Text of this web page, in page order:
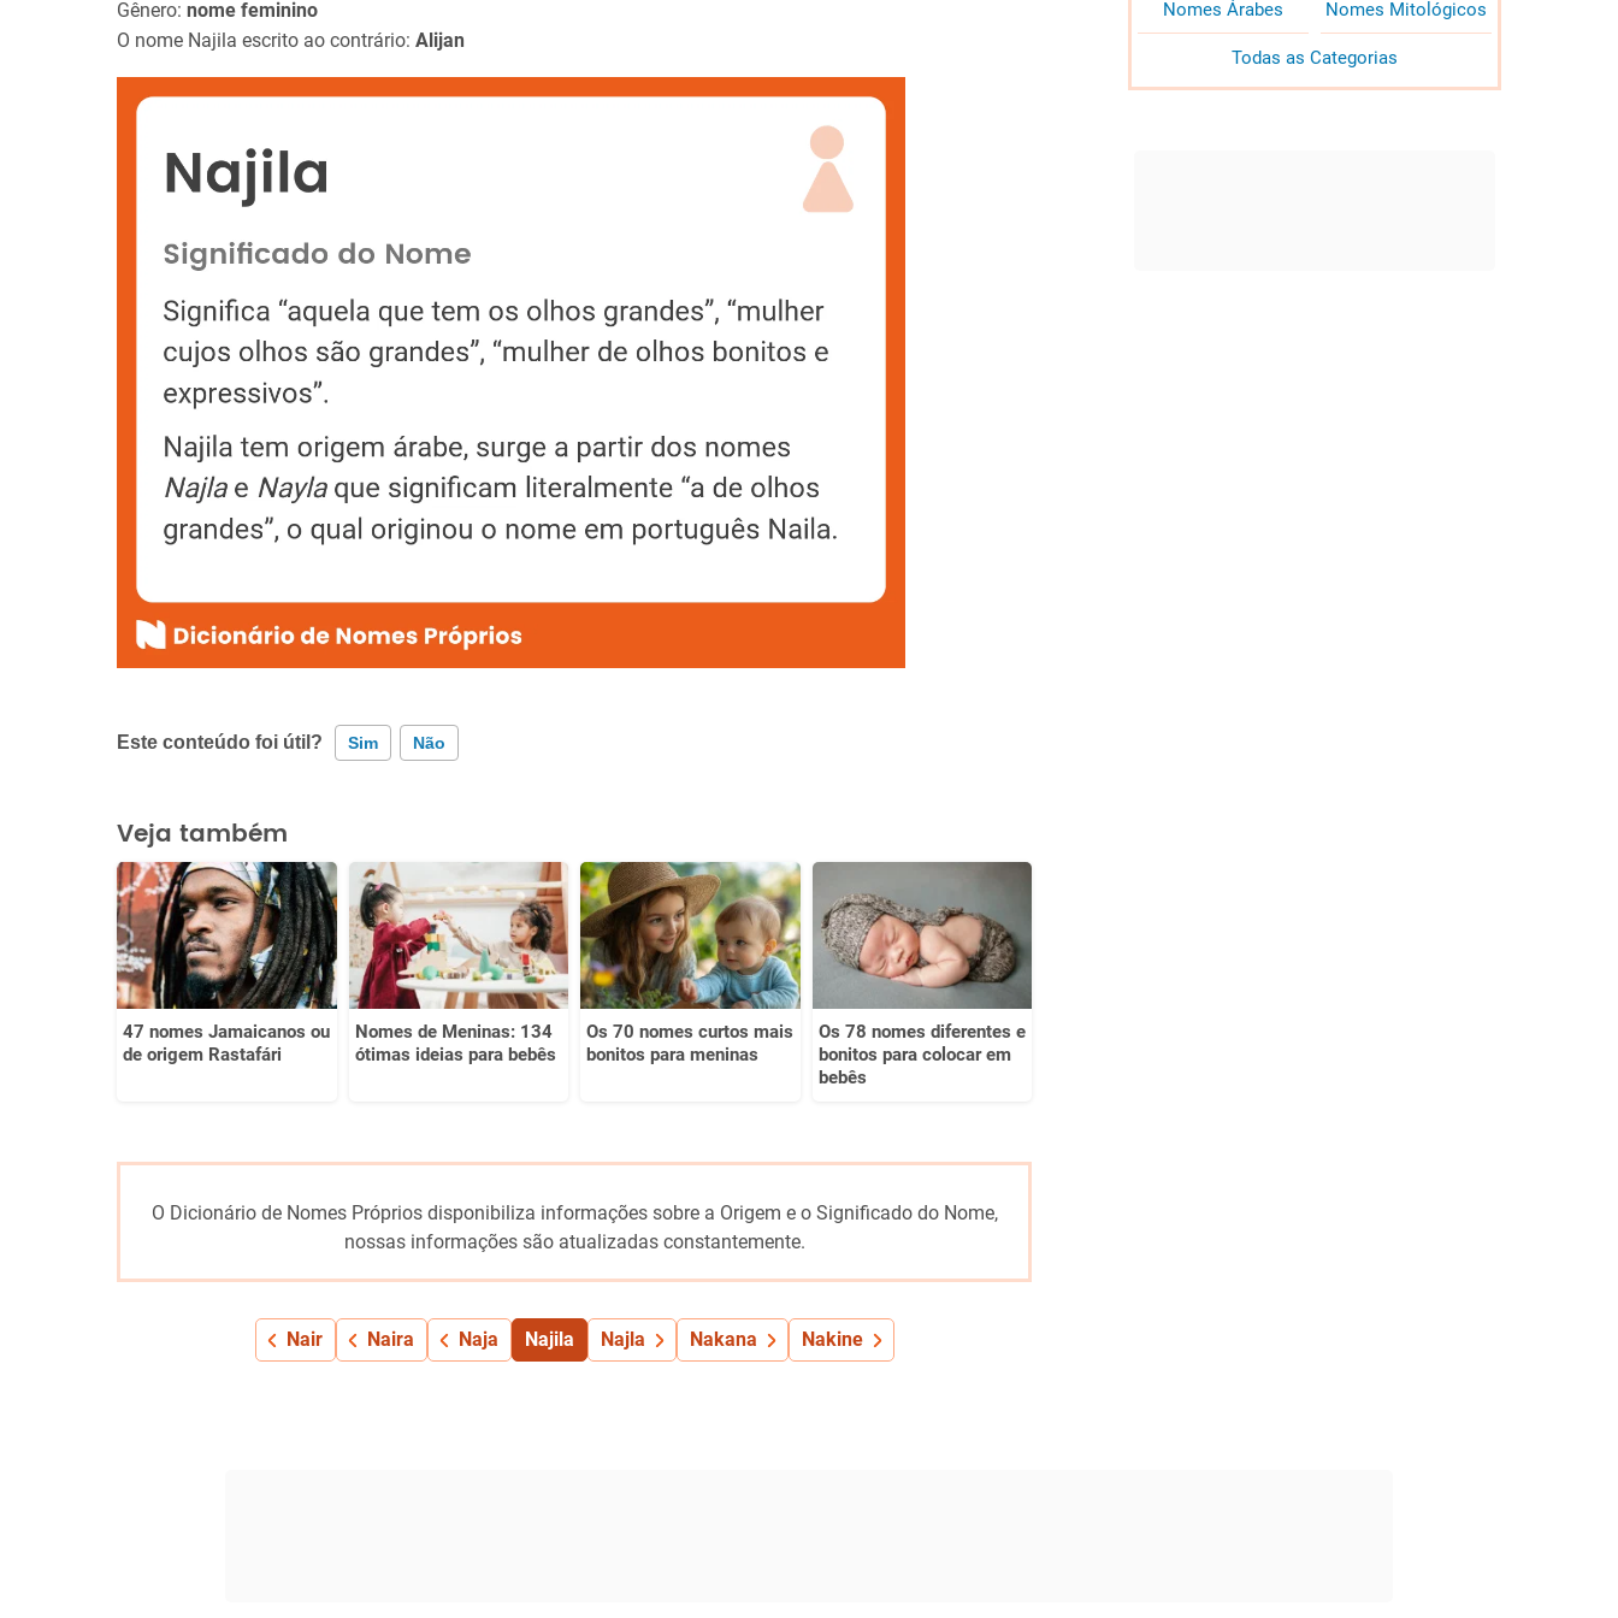
Gênero: nome feminino
O nome Najila escrito ao contrário: Alijan
Este conteúdo foi útil? Sim Não
Este conteúdo contém informação incorreta
Este conteúdo não tem a informação que procuro
Outro
Veja também
47 nomes Jamaicanos ou
de origem Rastafári
Nomes de Meninas: 134
ótimas ideias para bebês
Os 70 nomes curtos mais
bonitos para meninas
Os 78 nomes diferentes e
bonitos para colocar em
bebês
O Dicionário de Nomes Próprios disponibiliza informações sobre a Origem e o Significado do Nome,
nossas informações são atualizadas constantemente.
Nair Naira Naja Najila Najla Nakana Nakine
Nomes Árabes Nomes Mitológicos
Todas as Categorias